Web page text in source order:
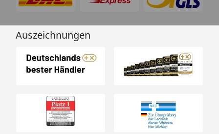
Auszeichnungen